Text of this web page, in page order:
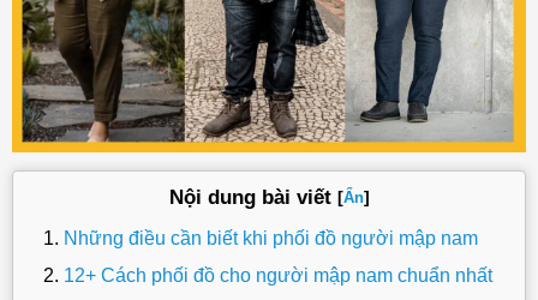
Nội dung bài viết [Ẩn]
Những điều cần biết khi phối đồ người mập nam
12+ Cách phối đồ cho người mập nam chuẩn nhất